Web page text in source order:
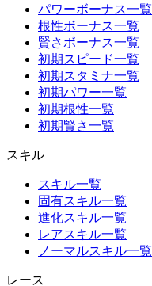
パワーボーナス一覧
根性ボーナス一覧
賢さボーナス一覧
初期スピード一覧
初期スタミナ一覧
初期パワー一覧
初期根性一覧
初期賢さ一覧
スキル
スキル一覧
固有スキル一覧
進化スキル一覧
レアスキル一覧
ノーマルスキル一覧
レース